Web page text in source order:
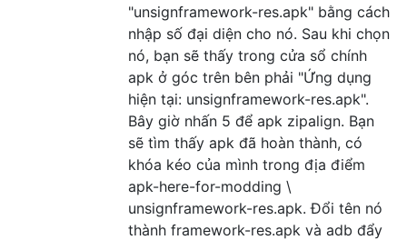
"unsignframework-res.apk" bằng cách
nhập số đại diện cho nó. Sau khi chọn
nó, bạn sẽ thấy trong cửa sổ chính
apk ở góc trên bên phải "Ứng dụng
hiện tại: unsignframework-res.apk".
Bây giờ nhấn 5 để apk zipalign. Bạn
sẽ tìm thấy apk đã hoàn thành, có
khóa kéo của mình trong địa điểm
apk-here-for-modding \
unsignframework-res.apk. Đổi tên nó
thành framework-res.apk và adb đẩy